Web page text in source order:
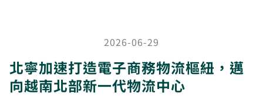
2026-06-29
北寧加速打造電子商務物流樞紐，邁
向越南北部新一代物流中心